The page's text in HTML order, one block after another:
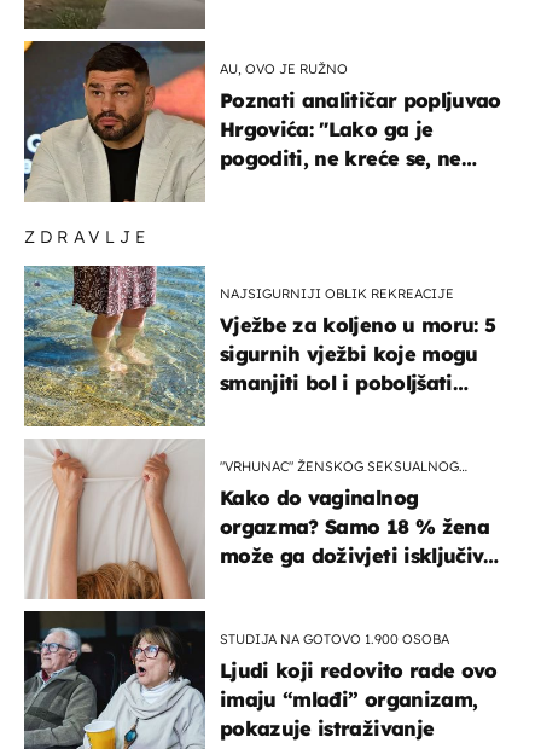
ZDRAVLJE
NAJSIGURNIJI OBLIK REKREACIJE
Vježbe za koljeno u moru: 5
sigurnih vježbi koje mogu
smanjiti bol i poboljšati
"VRHUNAC" ŽENSKOG SEKSUALNOG
Kako do vaginalnog
orgazma? Samo 18 % žena
može ga doživjeti isključivo
STUDIJA NA GOTOVO 1.900 OSOBA
Ljudi koji redovito rade ovo
imaju “mlađi” organizam,
pokazuje istraživanje
AU, OVO JE RUŽNO
Poznati analitičar popljuvao
Hrgovića: "Lako ga je
pogoditi, ne kreće se, ne